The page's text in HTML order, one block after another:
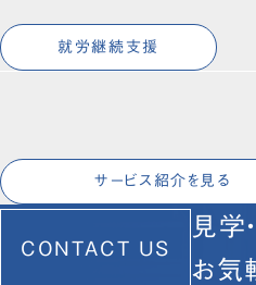
就労継続支援
サービス紹介を見る
CONTACT US
見学
お気